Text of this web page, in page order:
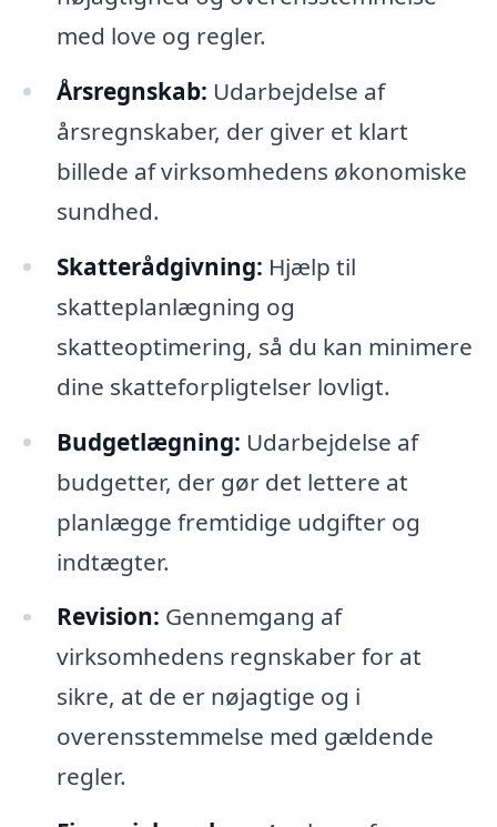
med love og regler.
Årsregnskab: Udarbejdelse af
årsregnskaber, der giver et klart
billede af virksomhedens økonomiske
sundhed.
Skatterådgivning: Hjælp til
skatteplanlægning og
skatteoptimering, så du kan minimere
dine skatteforpligtelser lovligt.
Budgetlægning: Udarbejdelse af
budgetter, der gør det lettere at
planlægge fremtidige udgifter og
indtægter.
Revision: Gennemgang af
virksomhedens regnskaber for at
sikre, at de er nøjagtige og i
overensstemmelse med gældende
regler.